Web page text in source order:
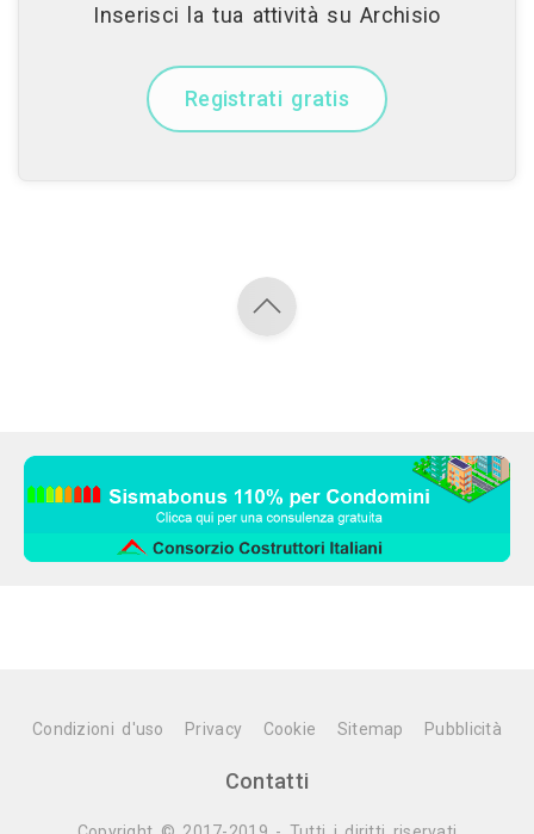
Inserisci la tua attività su Archisio
Registrati gratis
Condizioni d'uso Privacy Cookie Sitemap Pubblicità
Contatti